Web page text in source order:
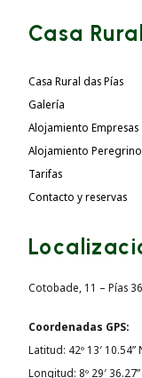
Casa
Casa Rural das Pías
Galería
Alojamiento Empresas
Alojamiento
Tarifas
Contacto y reservas
Cotobade, 11 – Pías
Coordenadas GPS:
Latitud: 42º 13′ 10.54”
Longitud: 8º 29′